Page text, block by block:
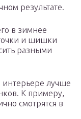
результате.
в зимнее
и шишки
разными
интерьере лучше
К примеру,
смотрятся в